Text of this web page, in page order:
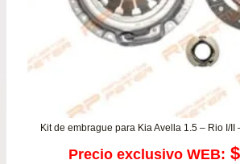
Kit de embrague para Kia Avella 1.5 – Rio I/II
Precio exclusivo WEB: $